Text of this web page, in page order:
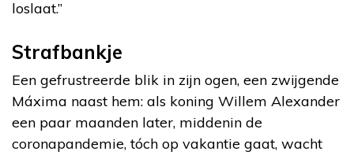
loslaat.”
Strafbankje
Een gefrustreerde blik in zijn ogen, een zwijgende
Máxima naast hem: als koning Willem Alexander
een paar maanden later, middenin de
coronapandemie, tóch op vakantie gaat, wacht